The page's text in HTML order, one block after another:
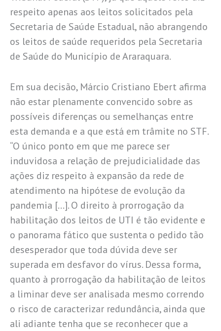
respeito apenas aos leitos solicitados pela
Secretaria de Saúde Estadual, não abrangendo
os leitos de saúde requeridos pela Secretaria
de Saúde do Município de Araraquara.
Em sua decisão, Márcio Cristiano Ebert afirma
não estar plenamente convencido sobre as
possíveis diferenças ou semelhanças entre
esta demanda e a que está em trâmite no STF.
“O único ponto em que me parece ser
induvidosa a relação de prejudicialidade das
ações diz respeito à expansão da rede de
atendimento na hipótese de evolução da
pandemia […]. O direito à prorrogação da
habilitação dos leitos de UTI é tão evidente e
o panorama fático que sustenta o pedido tão
desesperador que toda dúvida deve ser
superada em desfavor do vírus. Dessa forma,
quanto à prorrogação da habilitação de leitos
a liminar deve ser analisada mesmo correndo
o risco de caracterizar redundância, ainda que
ali adiante tenha que se reconhecer que a